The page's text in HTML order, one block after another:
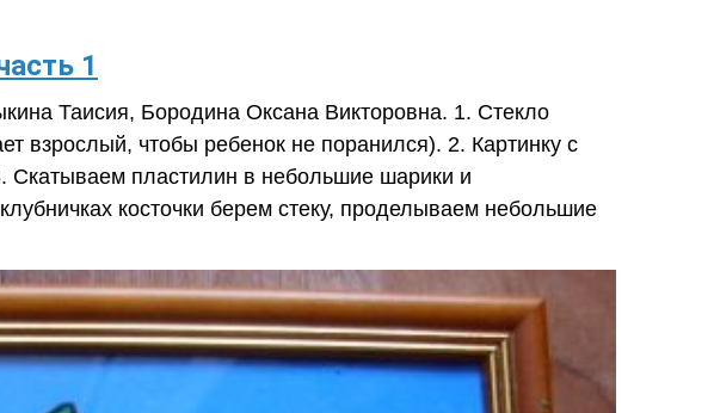
1
Таисия, Бородина Оксана Викторовна. 1. Стекло
взрослый, чтобы ребенок не поранился). 2. Картинку с
Скатываем пластилин в небольшие шарики и
косточки берем стеку, проделываем небольшие